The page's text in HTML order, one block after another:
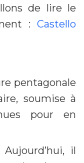
de lire le
: Castello
pentagonale
soumise à
pour en
il